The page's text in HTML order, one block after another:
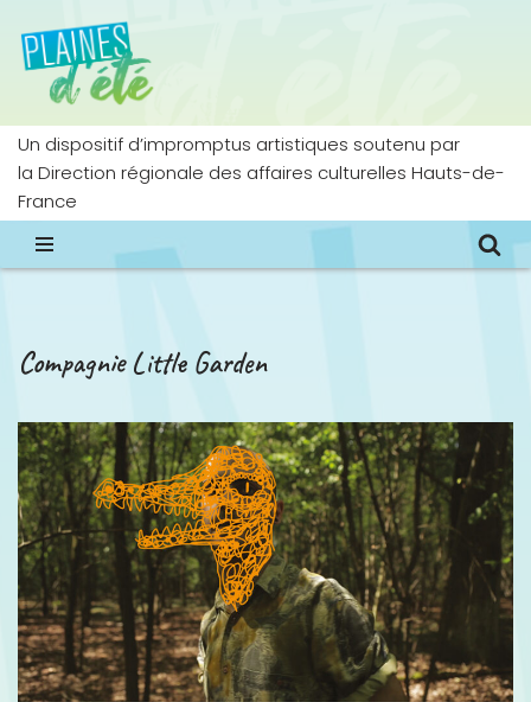
Aller
contenu
Un dispositif d’impromptus artistiques soutenu par
la Direction régionale des affaires culturelles Hauts-de-
France
Compagnie Little Garden